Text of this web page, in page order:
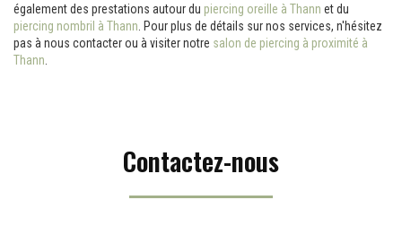
également des prestations autour du piercing oreille à Thann et du
piercing nombril à Thann . Pour plus de détails sur nos services, n'hésitez
pas à nous contacter ou à visiter notre salon de piercing à proximité à
Thann
Contactez-nous